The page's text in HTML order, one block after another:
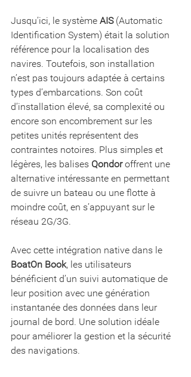
Jusqu’ici, le système AIS (Automatic
Identification System) était la solution
référence pour la localisation des
navires. Toutefois, son installation
n’est pas toujours adaptée à certains
types d’embarcations. Son coût
d’installation élevé, sa complexité ou
encore son encombrement sur les
petites unités représentent des
contraintes notoires. Plus simples et
légères, les balises Qondor offrent une
alternative intéressante en permettant
de suivre un bateau ou une flotte à
moindre coût, en s’appuyant sur le
réseau 2G/3G.
Avec cette intégration native dans le
BoatOn Book, les utilisateurs
bénéficient d’un suivi automatique de
leur position avec une génération
instantanée des données dans leur
journal de bord. Une solution idéale
pour améliorer la gestion et la sécurité
des navigations.